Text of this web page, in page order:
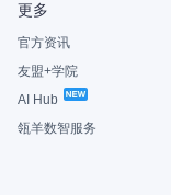
更多
官方资讯
友盟+学院
AI Hub
瓴羊数智服务